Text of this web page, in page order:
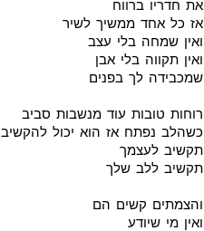
את חדריו ברווח
אז כל אחד ממשיך לשיר
ואין שמחה בלי עצב
ואין תקווה בלי אבן
שמכבידה לך בפנים
רוחות טובות עוד מנשבות סביב
כשהלב נפתח אז הוא יכול להקשיב
תקשיב לעצמך
תקשיב ללב שלך
והצמתים קשים הם
ואין מי שיודע